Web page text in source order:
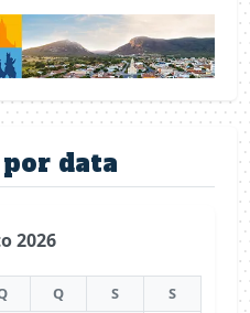
data
2026
Q S
S